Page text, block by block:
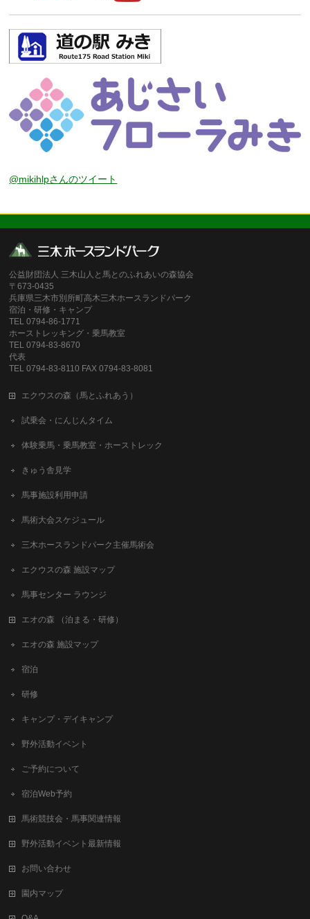
@mikihlpさんのツイート
公益財団法人 三木山人と馬とのふれあいの森協会
〒673-0435
兵庫県三木市別所町高木三木ホースランドパーク
宿泊・研修・キャンプ
TEL 0794-86-1771
ホーストレッキング・乗馬教室
TEL 0794-83-8670
代表
TEL 0794-83-8110 FAX 0794-83-8081
エクウスの森（馬とふれあう）
試乗会・にんじんタイム
体験乗馬・乗馬教室・ホーストレック
きゅう舎見学
馬事施設利用申請
馬術大会スケジュール
三木ホースランドパーク主催馬術会
エクウスの森 施設マップ
馬事センター ラウンジ
エオの森 （泊まる・研修）
エオの森 施設マップ
宿泊
研修
キャンプ・デイキャンプ
野外活動イベント
ご予約について
宿泊Web予約
馬術競技会・馬事関連情報
野外活動イベント最新情報
お問い合わせ
園内マップ